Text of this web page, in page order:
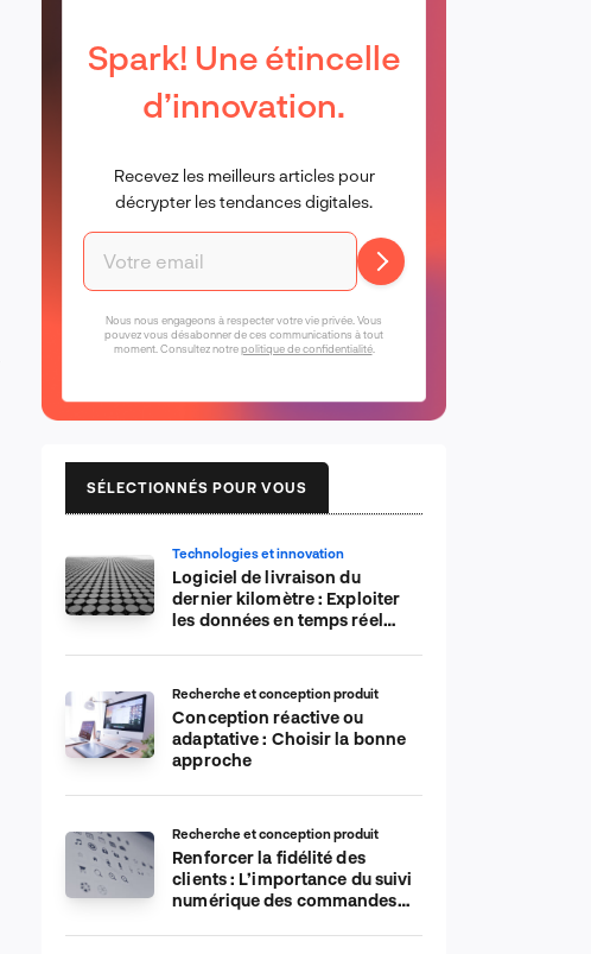
Spark! Une étincelle
d’innovation.
Recevez les meilleurs articles pour
décrypter les tendances digitales.
Nous nous engageons à respecter votre vie privée. Vous
pouvez vous désabonner de ces communications à tout
moment. Consultez notrepolitique de confidentialité.
SÉLECTIONNÉS POUR VOUS
Technologies et innovation
Logiciel de livraison du
dernier kilomètre : Exploiter
les données en temps réel
Recherche et conception produit
Conception réactive ou
adaptative : Choisir la bonne
approche
Recherche et conception produit
Renforcer la fidélité des
clients : L’importance du suivi
numérique des commandes
commerce électronique